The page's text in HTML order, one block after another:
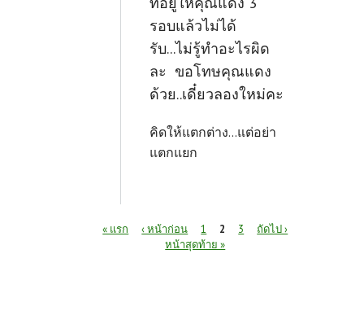
รอบแล้วไม่ได้
รับ...ไม่รู้ทำอะไรผิด
ละ ขอโทษคุณแดง
ด้วย..เดี๋ยวลองใหม่คะ
คิดให้แตกต่าง...แต่อย่า
แตกแยก
« แรก ‹ หน้าก่อน 1 2 3
ถัดไป ›
หน้าสุดท้าย »